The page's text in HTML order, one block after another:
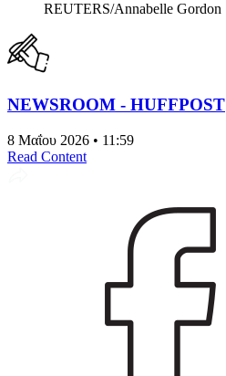
REUTERS/Annabelle Gordon
NEWSROOM - HUFFPOST
8 Μαΐου 2026 • 11:59
Read Content